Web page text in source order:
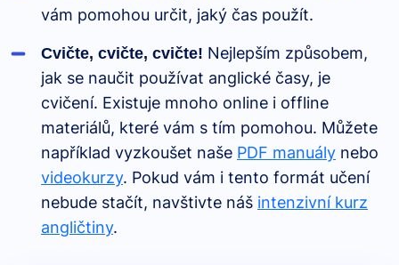
vám pomohou určit, jaký čas použít.
Cvičte, cvičte, cvičte! Nejlepším způsobem,
jak se naučit používat anglické časy, je
cvičení. Existuje mnoho online i offline
materiálů, které vám s tím pomohou. Můžete
například vyzkoušet naše PDF manuály nebo
videokurzy. Pokud vám i tento formát učení
nebude stačít, navštivte náš intenzivní kurz
angličtiny.